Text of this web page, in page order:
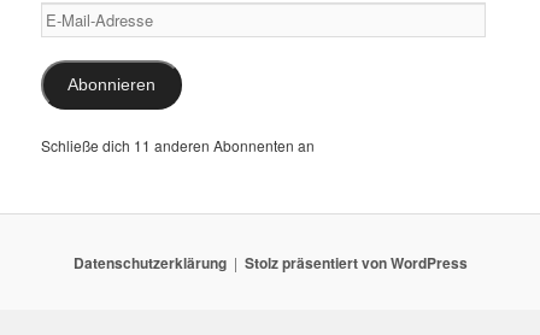
E-
Mail-
Adresse
Abonnieren
Schließe dich 11 anderen Abonnenten an
Datenschutzerklärung Stolz präsentiert von WordPress